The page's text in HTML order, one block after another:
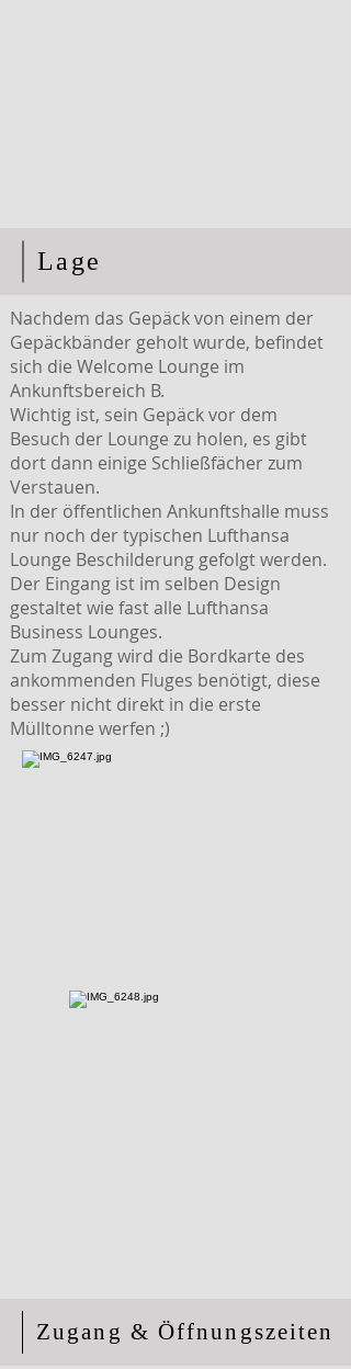
Lage
Nachdem das Gepäck von einem der
Gepäckbänder geholt wurde, befindet
sich die Welcome Lounge im
Ankunftsbereich B.
Wichtig ist, sein Gepäck vor dem
Besuch der Lounge zu holen, es gibt
dort dann einige Schließfächer zum
Verstauen.
In der öffentlichen Ankunftshalle muss
nur noch der typischen Lufthansa
Lounge Beschilderung gefolgt werden.
Der Eingang ist im selben Design
gestaltet wie fast alle Lufthansa
Business Lounges.
Zum Zugang wird die Bordkarte des
ankommenden Fluges benötigt, diese
besser nicht direkt in die erste
Mülltonne werfen ;)
Zugang & Öffnungszeiten